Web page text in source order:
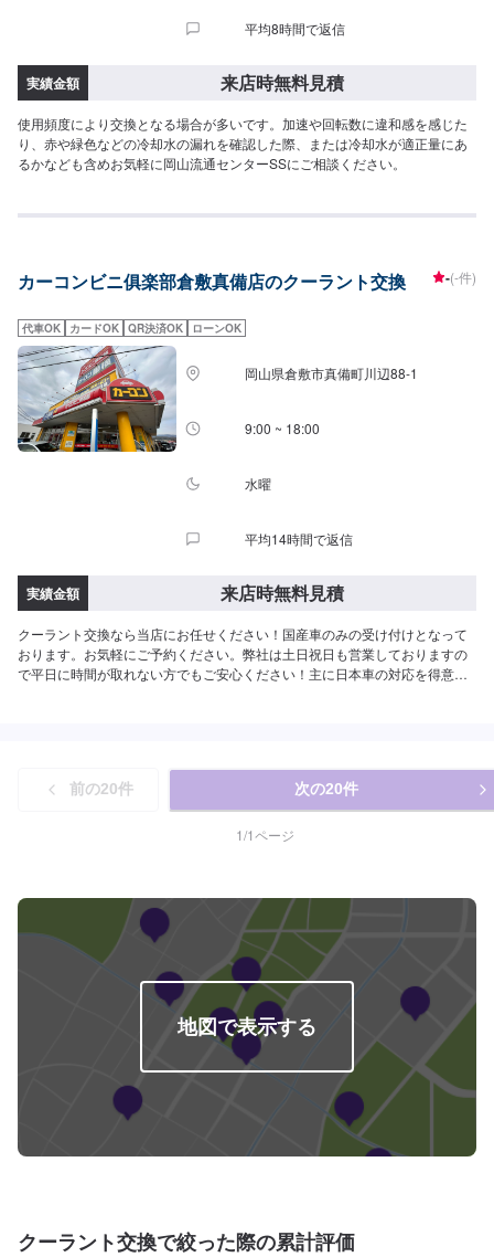
平均8時間で返信
実績金額 来店時無料見積
使用頻度により交換となる場合が多いです。加速や回転数に違和感を感じた
り、赤や緑色などの冷却水の漏れを確認した際、または冷却水が適正量にあ
るかなども含めお気軽に岡山流通センターSSにご相談ください。
カーコンビニ俱楽部倉敷真備店のクーラント交換 -(-件)
代車OK カードOK QR決済OK ローンOK
岡山県倉敷市真備町川辺88-1
9:00 ~ 18:00
水曜
平均14時間で返信
実績金額 来店時無料見積
クーラント交換なら当店にお任せください！国産車のみの受け付けとなって
おります。お気軽にご予約ください。弊社は土日祝日も営業しておりますの
で平日に時間が取れない方でもご安心ください！主に日本車の対応を得意と
前の20件 次の20件
1/1ページ
地図で表示する
クーラント交換で絞った際の累計評価